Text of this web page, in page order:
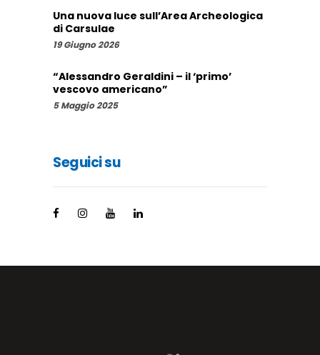
Una nuova luce sull’Area Archeologica
di Carsulae
19 Giugno 2026
“Alessandro Geraldini – il ‘primo’
vescovo americano”
5 Maggio 2025
Seguici su